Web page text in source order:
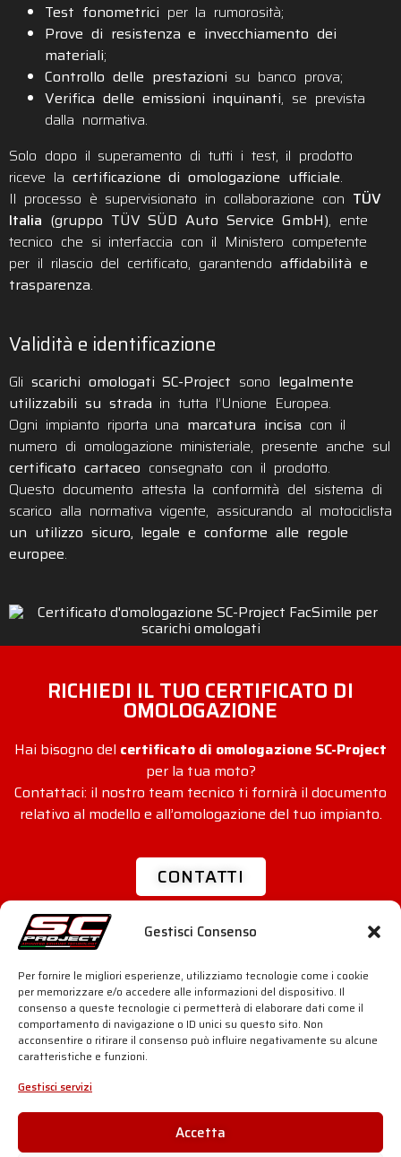
Gestisci Consenso
Per fornire le migliori esperienze, utilizziamo tecnologie come i cookie
per memorizzare e/o accedere alle informazioni del dispositivo. Il
consenso a queste tecnologie ci permetterà di elaborare dati come il
comportamento di navigazione o ID unici su questo sito. Non
acconsentire o ritirare il consenso può influire negativamente su alcune
caratteristiche e funzioni.
Gestisci servizi
Accetta
Test fonometrici per la rumorosità;
Prove di resistenza e invecchiamento dei
materiali;
Controllo delle prestazioni su banco prova;
Verifica delle emissioni inquinanti, se prevista
dalla normativa.
Solo dopo il superamento di tutti i test, il prodotto
riceve la certificazione di omologazione ufficiale.
Il processo è supervisionato in collaborazione con TÜV
Italia (gruppo TÜV SÜD Auto Service GmbH), ente
tecnico che si interfaccia con il Ministero competente
per il rilascio del certificato, garantendo affidabilità e
trasparenza.
Validità e identificazione
Gli scarichi omologati SC-Project sono legalmente
utilizzabili su strada in tutta l’Unione Europea.
Ogni impianto riporta una marcatura incisa con il
numero di omologazione ministeriale, presente anche sul
certificato cartaceo consegnato con il prodotto.
Questo documento attesta la conformità del sistema di
scarico alla normativa vigente, assicurando al motociclista
un utilizzo sicuro, legale e conforme alle regole
europee.
RICHIEDI IL TUO CERTIFICATO DI
OMOLOGAZIONE
Hai bisogno del certificato di omologazione SC-Project
per la tua moto?
Contattaci: il nostro team tecnico ti fornirà il documento
relativo al modello e all’omologazione del tuo impianto.
CONTATTI
SC-PROJECT WORLD
Shop
Silenziatori
Azienda
Motorsport
Storia
News
INFO & SUPPORT
Distributori Ufficiali
Area Rivenditori
Scarichi Contraffatti
Omologazioni
dB-killer: si può rimuovere?
PRIVACY & LEGAL
Cookie Policy
Trattamento Dati
20081 Cassinetta di Lugagnano
Telefono: +39 02 94 22 313